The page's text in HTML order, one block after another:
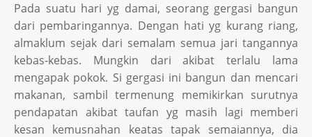
Pada suatu hari yg damai, seorang gergasi bangun
dari pembaringannya. Dengan hati yg kurang riang,
almaklum sejak dari semalam semua jari tangannya
kebas-kebas. Mungkin dari akibat terlalu lama
mengapak pokok. Si gergasi ini bangun dan mencari
makanan, sambil termenung memikirkan surutnya
pendapatan akibat taufan yg masih lagi memberi
kesan kemusnahan keatas tapak semaiannya, dia